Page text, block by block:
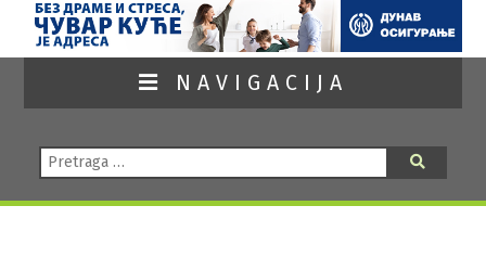
NAVIGACIJA
Pretraga: